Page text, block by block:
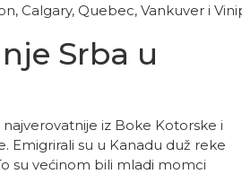
, Calgary, Quebec, Vankuver i
Srba u
najverovatnije iz Boke Kotorske i
. Emigrirali su u Kanadu duž reke
su većinom bili mladi momci